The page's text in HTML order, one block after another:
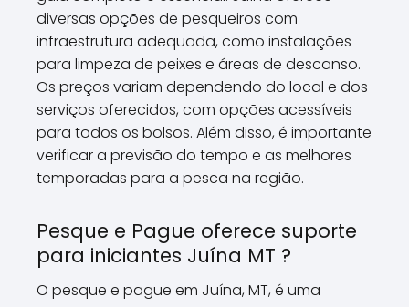
diversas opções de pesqueiros com
infraestrutura adequada, como instalações
para limpeza de peixes e áreas de descanso.
Os preços variam dependendo do local e dos
serviços oferecidos, com opções acessíveis
para todos os bolsos. Além disso, é importante
verificar a previsão do tempo e as melhores
temporadas para a pesca na região.
Pesque e Pague oferece suporte
para iniciantes Juína MT ?
O pesque e pague em Juína, MT, é uma